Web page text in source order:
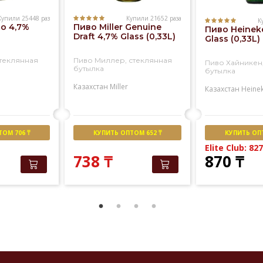
25448 раз
4,7%
706 ₸
Купили 21652 раза
Пиво Miller Genuine
Draft 4,7% Glass (0,33L)
Пиво Миллер, стеклянная
бутылка
Казахстан Miller
КУПИТЬ ОПТОМ 652 ₸
738 ₸
Пиво
Glass (0,33L)
Пиво
бутылка
Казахстан
КУПИТЬ
Elite Club: 827
870 ₸